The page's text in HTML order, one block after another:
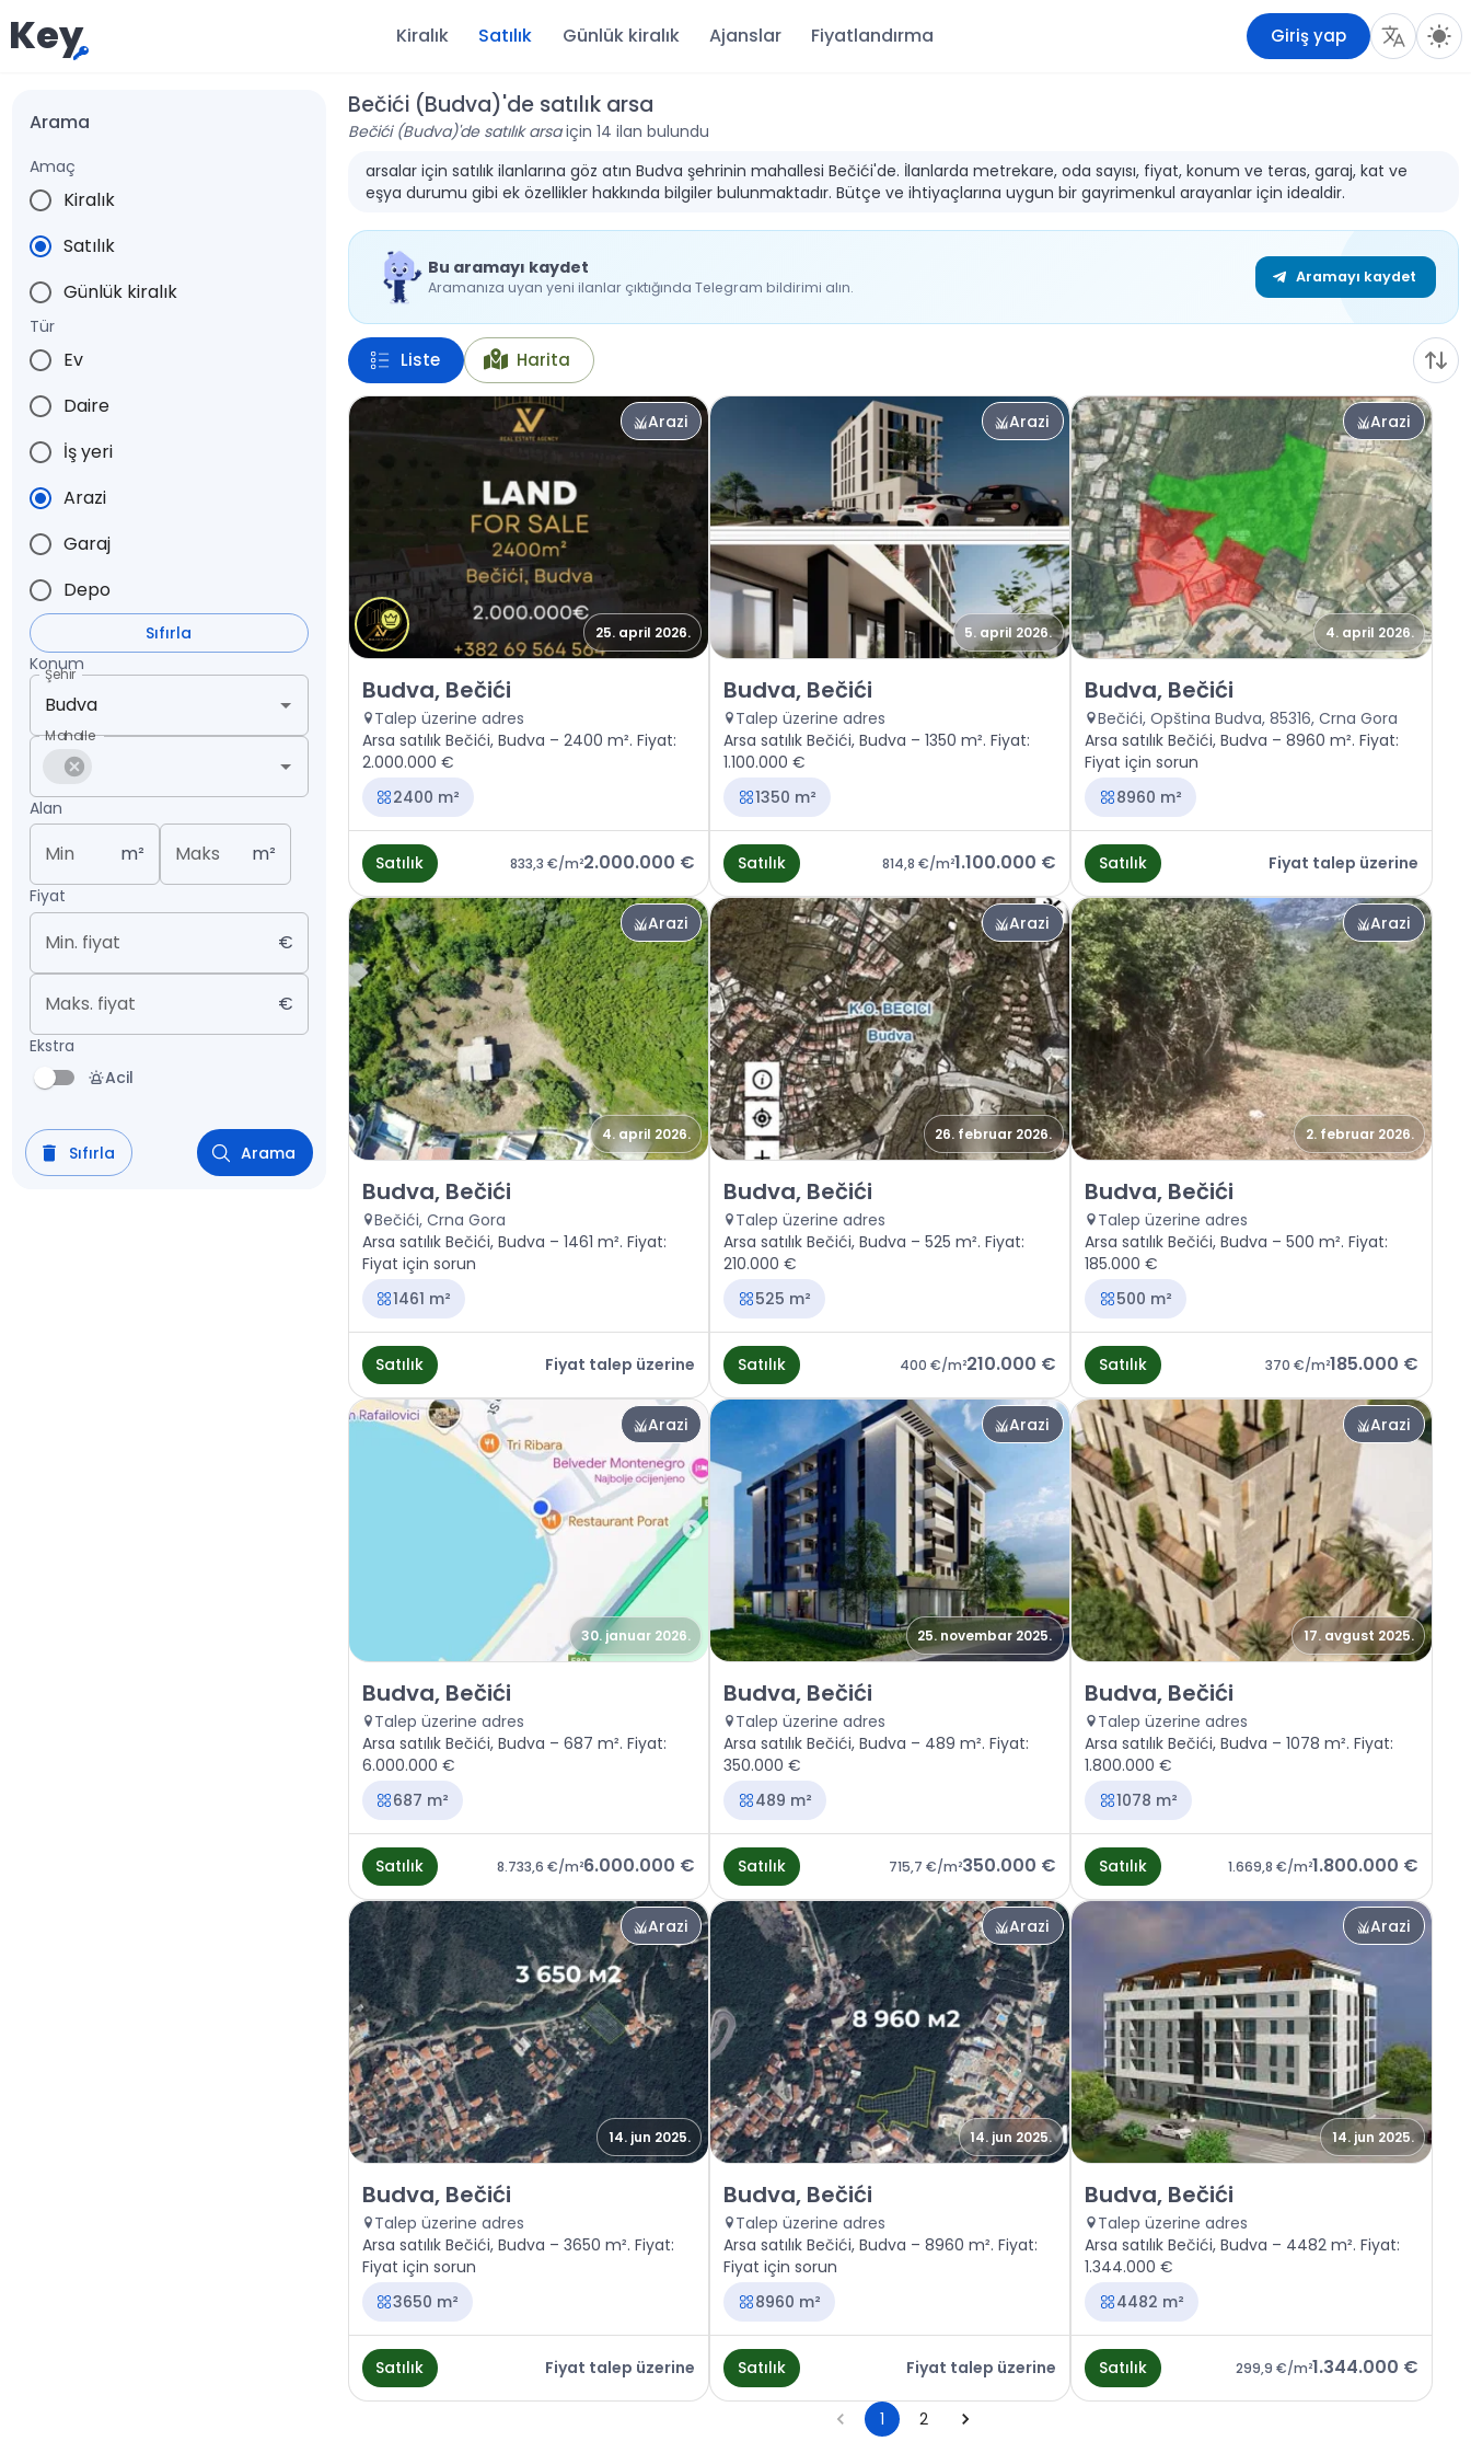
Key Kiralık Satılık Günlük kiralık Ajanslar Fiyatlandırma Giriş yap
Arama
Amaç
Kiralık
Satılık
Günlük kiralık
Tür
Ev
Daire
İş yeri
Arazi
Garaj
Depo
Sıfırla
Konum
Şehir
Mahalle
Alan
Min m² Maks m²
Fiyat
Min. fiyat €
Maks. fiyat €
Ekstra
Acil
Sıfırla Arama
Bečići (Budva)'de satılık arsa
Bečići (Budva)'de satılık arsaiçin 14 ilan bulundu
arsalar için satılık ilanlarına göz atın Budva şehrinin mahallesi Bečići'de. İlanlarda metrekare, oda sayısı, fiyat, konum ve teras, garaj, kat ve
eşya durumu gibi ek özellikler hakkında bilgiler bulunmaktadır. Bütçe ve ihtiyaçlarına uygun bir gayrimenkul arayanlar için idealdir.
Bu aramayı kaydet
Aramanıza uyan yeni ilanlar çıktığında Telegram bildirimi alın.
Aramayı kaydet
Liste Harita
Arazi
25. april 2026.
Satılık - Arazi Budva, Bečići
Budva, Bečići
Talep üzerine adres
Arsa satılık Bečići, Budva – 2400 m². Fiyat:
2.000.000 €
2400 m²
Satılık 833,3 €/m²2.000.000 €
Arazi
5. april 2026.
Satılık - Arazi Budva, Bečići
Budva, Bečići
Talep üzerine adres
Arsa satılık Bečići, Budva – 1350 m². Fiyat:
1.100.000 €
1350 m²
Satılık 814,8 €/m²1.100.000 €
Arazi
4. april 2026.
Satılık - Arazi Budva, Bečići
Budva, Bečići
Bečići, Opština Budva, 85316, Crna Gora
Arsa satılık Bečići, Budva – 8960 m². Fiyat:
Fiyat için sorun
8960 m²
Satılık Fiyat talep üzerine
Arazi
4. april 2026.
Satılık - Arazi Budva, Bečići
Budva, Bečići
Bečići, Crna Gora
Arsa satılık Bečići, Budva – 1461 m². Fiyat:
Fiyat için sorun
1461 m²
Satılık Fiyat talep üzerine
Arazi
26. februar 2026.
Satılık - Arazi Budva, Bečići
Budva, Bečići
Talep üzerine adres
Arsa satılık Bečići, Budva – 525 m². Fiyat:
210.000 €
525 m²
Satılık 400 €/m²210.000 €
Arazi
2. februar 2026.
Satılık - Arazi Budva, Bečići
Budva, Bečići
Talep üzerine adres
Arsa satılık Bečići, Budva – 500 m². Fiyat:
185.000 €
500 m²
Satılık 370 €/m²185.000 €
Arazi
30. januar 2026.
Satılık - Arazi Budva, Bečići
Budva, Bečići
Talep üzerine adres
Arsa satılık Bečići, Budva – 687 m². Fiyat:
6.000.000 €
687 m²
Satılık 8.733,6 €/m²6.000.000 €
Arazi
25. novembar 2025.
Satılık - Arazi Budva, Bečići
Budva, Bečići
Talep üzerine adres
Arsa satılık Bečići, Budva – 489 m². Fiyat:
350.000 €
489 m²
Satılık 715,7 €/m²350.000 €
Arazi
17. avgust 2025.
Satılık - Arazi Budva, Bečići
Budva, Bečići
Talep üzerine adres
Arsa satılık Bečići, Budva – 1078 m². Fiyat:
1.800.000 €
1078 m²
Satılık 1.669,8 €/m²1.800.000 €
Arazi
14. jun 2025.
Satılık - Arazi Budva, Bečići
Budva, Bečići
Talep üzerine adres
Arsa satılık Bečići, Budva – 3650 m². Fiyat:
Fiyat için sorun
3650 m²
Satılık Fiyat talep üzerine
Arazi
14. jun 2025.
Satılık - Arazi Budva, Bečići
Budva, Bečići
Talep üzerine adres
Arsa satılık Bečići, Budva – 8960 m². Fiyat:
Fiyat için sorun
8960 m²
Satılık Fiyat talep üzerine
Arazi
14. jun 2025.
Satılık - Arazi Budva, Bečići
Budva, Bečići
Talep üzerine adres
Arsa satılık Bečići, Budva – 4482 m². Fiyat:
1.344.000 €
4482 m²
Satılık 299,9 €/m²1.344.000 €
1 2